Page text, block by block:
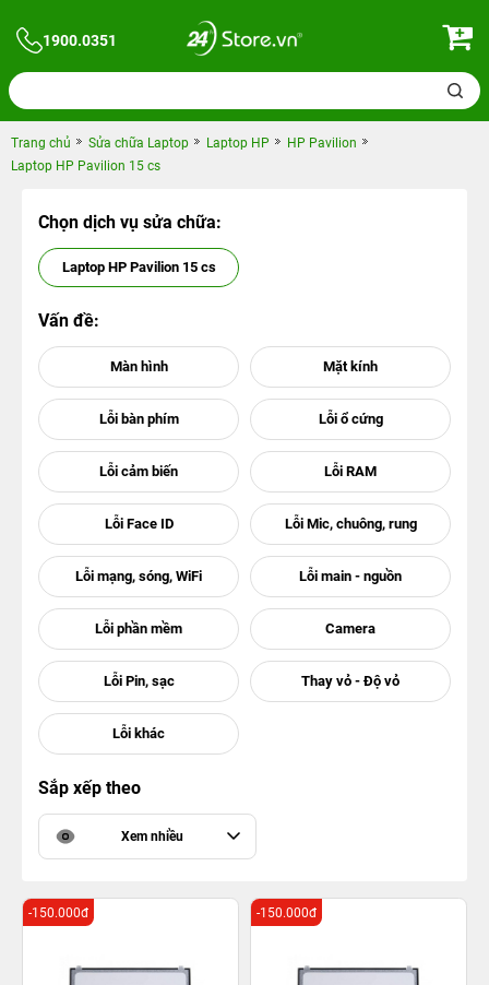
1900.0351
Trang chủ Sửa chữa Laptop Laptop HP
HP Pavilion
Laptop HP Pavilion 15 cs
Chọn dịch vụ sửa chữa:
Laptop HP Pavilion 15 cs
Vấn đề:
Sắp xếp theo
Xem nhiều
-150.000đ -150.000đ